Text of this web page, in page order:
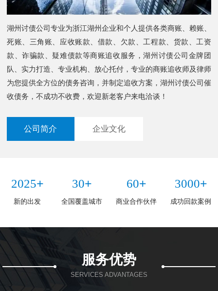
湖州讨债公司专业为浙江湖州企业和个人提供各类商账、赖账、
死账、三角账、应收账款、借款、欠款、工程款、货款、工资
款、诈骗款、疑难债款等商账追收服务，湖州讨债公司金牌团
队、实力打造、专业机构、放心托付，专业的商账追收师及律师
为您提供全方位的债务咨询，并制定追收方案，湖州讨债公司催
收债务，不成功不收费，欢迎新老客户来电洽谈！
公司简介 企业文化
2025+
新的出发
30+
全国覆盖城市
60+
商业合作伙伴
3000+
成功回款案例
服务优势
SERVICES ADVANTAGES